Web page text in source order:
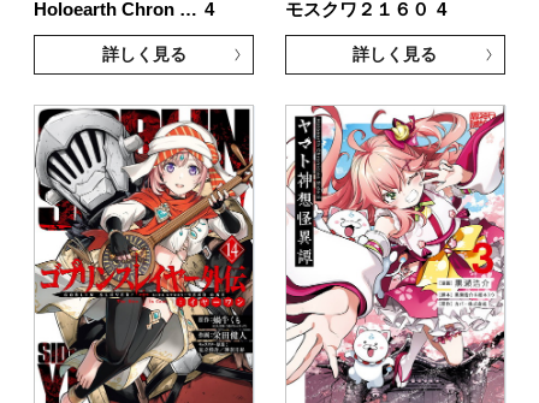
Holoearth Chron … 4
詳しく見る
モスクワ２１６０ 4
詳しく見る